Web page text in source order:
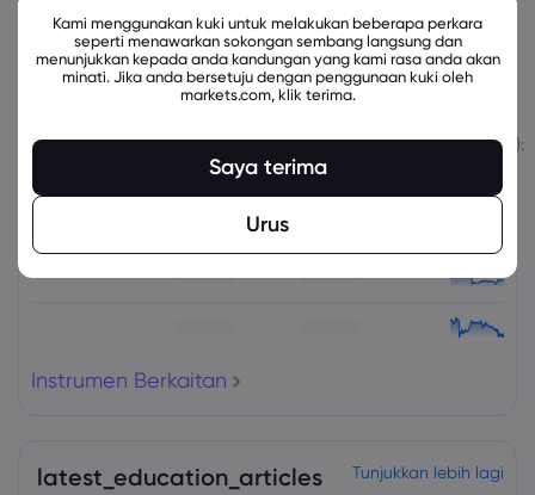
Instrumen Berkaitan
Aset Jual Beli Perubahan (%):
Instrumen Berkaitan
latest_education_articles Tunjukkan lebih lagi
Kami menggunakan kuki untuk melakukan beberapa perkara
seperti menawarkan sokongan sembang langsung dan
menunjukkan kepada anda kandungan yang kami rasa anda akan
minati. Jika anda bersetuju dengan penggunaan kuki oleh
markets.com, klik terima.
Saya terima
Urus